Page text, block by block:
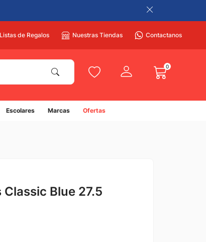
Listas de Regalos Nuestras Tiendas Contactanos
0
Escolares Marcas Ofertas
Blue 27.5